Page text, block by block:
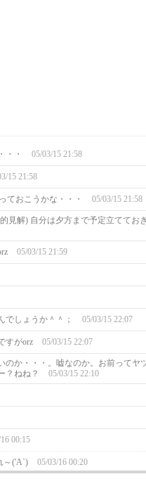
・・ 05/03/15 21:58
15 21:58
ておこうかな・・・ 05/03/15 21:58
見解) 自分は夕方まで予定立ててお
05/03/15 21:59
でしょうか＾＾； 05/03/15 22:07
すがorz 05/03/15 22:07
か・・・。嘘なのか。お前ってヤ
？ねね？
05/03/15 22:10
00:15
～('A`) 05/03/16 00:20